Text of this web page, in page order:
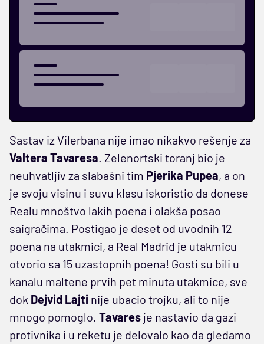
Sastav iz Vilerbana nije imao nikakvo rešenje za
Valtera Tavaresa. Zelenortski toranj bio je
neuhvatljiv za slabašni tim Pjerika Pupea, a on
je svoju visinu i suvu klasu iskoristio da donese
Realu mnoštvo lakih poena i olakša posao
saigračima. Postigao je deset od uvodnih 12
poena na utakmici, a Real Madrid je utakmicu
otvorio sa 15 uzastopnih poena! Gosti su bili u
kanalu maltene prvih pet minuta utakmice, sve
dok Dejvid Lajti nije ubacio trojku, ali to nije
mnogo pomoglo. Tavares je nastavio da gazi
protivnika i u reketu je delovalo kao da gledamo